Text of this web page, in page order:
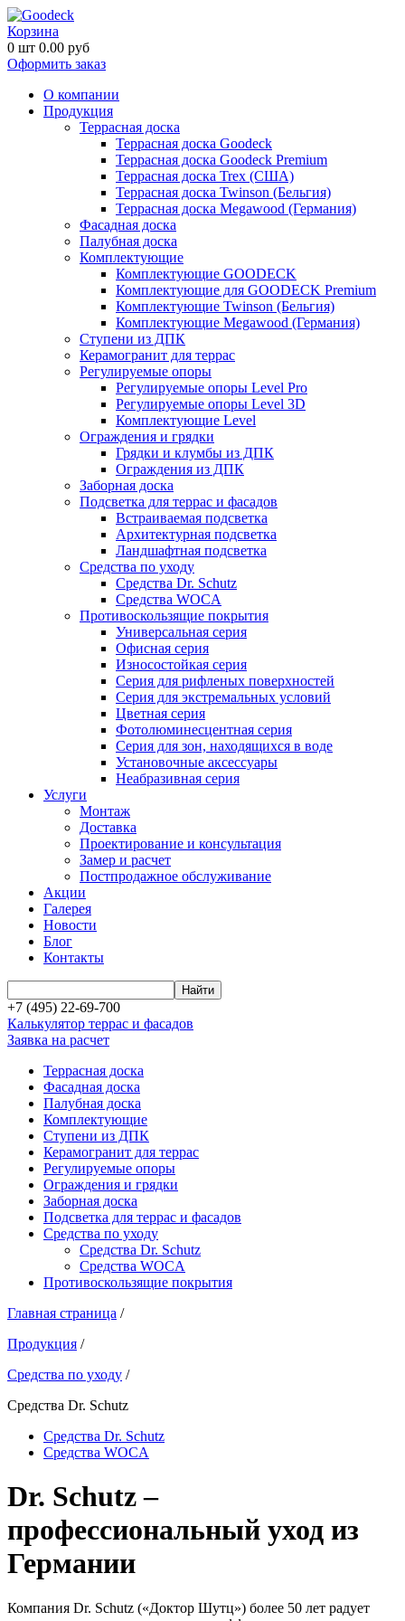
Корзина
0 шт 0.00 руб
Оформить заказ
О компании
Продукция
Террасная доска
Террасная доска Goodeck
Террасная доска Goodeck Premium
Террасная доска Trex (США)
Террасная доска Twinson (Бельгия)
Террасная доска Megawood (Германия)
Фасадная доска
Палубная доска
Комплектующие
Комплектующие GOODECK
Комплектующие для GOODECK Premium
Комплектующие Twinson (Бельгия)
Комплектующие Megawood (Германия)
Ступени из ДПК
Керамогранит для террас
Регулируемые опоры
Регулируемые опоры Level Pro
Регулируемые опоры Level 3D
Комплектующие Level
Ограждения и грядки
Грядки и клумбы из ДПК
Ограждения из ДПК
Заборная доска
Подсветка для террас и фасадов
Встраиваемая подсветка
Архитектурная подсветка
Ландшафтная подсветка
Средства по уходу
Средства Dr. Schutz
Средства WOCA
Противоскользящие покрытия
Универсальная серия
Офисная серия
Износостойкая серия
Серия для рифленых поверхностей
Серия для экстремальных условий
Цветная серия
Фотолюминесцентная серия
Серия для зон, находящихся в воде
Установочные аксессуары
Неабразивная серия
Услуги
Монтаж
Доставка
Проектирование и консультация
Замер и расчет
Постпродажное обслуживание
Акции
Галерея
Новости
Блог
Контакты
+7 (495) 22-69-700
Калькулятор террас и фасадов
Заявка на расчет
Террасная доска
Фасадная доска
Палубная доска
Комплектующие
Ступени из ДПК
Керамогранит для террас
Регулируемые опоры
Ограждения и грядки
Заборная доска
Подсветка для террас и фасадов
Средства по уходу
Средства Dr. Schutz
Средства WOCA
Противоскользящие покрытия
Главная страница /
Продукция /
Средства по уходу /
Средства Dr. Schutz
Средства Dr. Schutz
Средства WOCA
Dr. Schutz –
профессиональный уход из
Германии
Компания Dr. Schutz («Доктор Шутц») более 50 лет радует